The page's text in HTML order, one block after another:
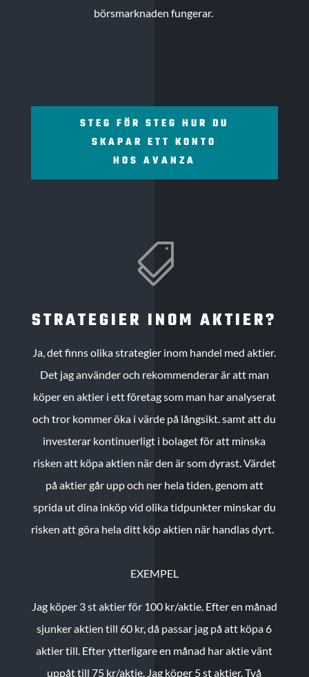
börsmarknaden fungerar.
STEG FÖR STEG HUR DU
SKAPAR ETT KONTO
HOS AVANZA

STRATEGIER INOM AKTIER?
Ja, det finns olika strategier inom handel med aktier.
Det jag använder och rekommenderar är att man
köper en aktier i ett företag som man har analyserat
och tror kommer öka i värde på långsikt. samt att du
investerar kontinuerligt i bolaget för att minska
risken att köpa aktien när den är som dyrast. Värdet
på aktier går upp och ner hela tiden, genom att
sprida ut dina inköp vid olika tidpunkter minskar du
risken att göra hela ditt köp aktien när handlas dyrt.
EXEMPEL
Jag köper 3 st aktier för 100 kr/aktie. Efter en månad
sjunker aktien till 60 kr, då passar jag på att köpa 6
aktier till. Efter ytterligare en månad har aktie vänt
uppåt till 75 kr/aktie. Jag köper 5 st aktier.Två